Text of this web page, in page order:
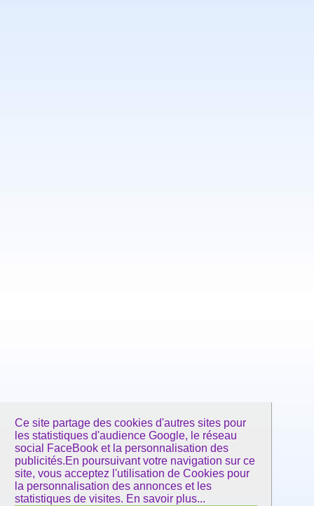
Ce site partage des cookies d'autres sites pour
les statistiques d'audience Google, le réseau
social FaceBook et la personnalisation des
publicités.En poursuivant votre navigation sur ce
site, vous acceptez l'utilisation de Cookies pour
la personnalisation des annonces et les
statistiques de visites. En savoir plus...